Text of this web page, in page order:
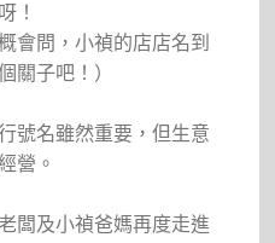
！
會問，小禎的店店名到
關子吧！）
號名雖然重要，但生意
營。
闆及小禎爸媽再度走進